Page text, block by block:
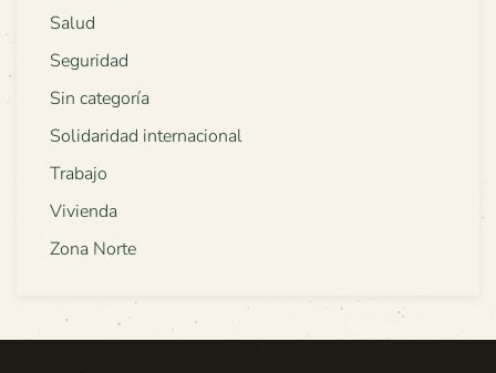
Salud
Seguridad
Sin categoría
Solidaridad internacional
Trabajo
Vivienda
Zona Norte